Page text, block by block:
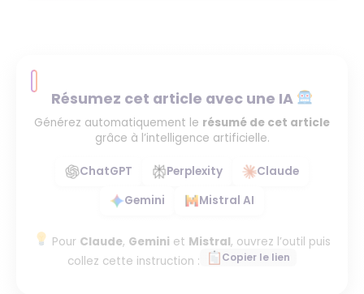
Résumez cet article avec une IA
Générez automatiquement le résumé de cet article
grâce à l’intelligence artificielle.
ChatGPT Perplexity
Claude
Gemini
Mistral AI
Pour Claude, Gemini et Mistral, ouvrez l’outil puis
collez cette instruction :
Copier le lien